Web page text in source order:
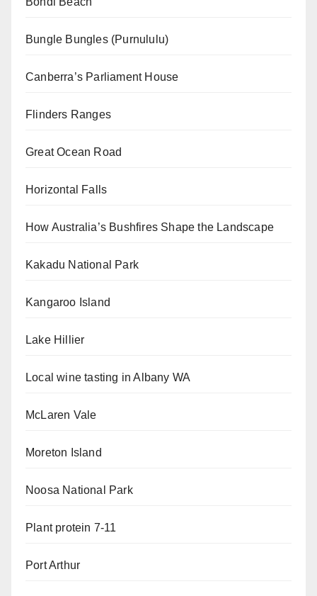
Bungle Bungles (Purnululu)
Canberra’s Parliament House
Flinders Ranges
Great Ocean Road
Horizontal Falls
How Australia’s Bushfires Shape the Landscape
Kakadu National Park
Kangaroo Island
Lake Hillier
Local wine tasting in Albany WA
McLaren Vale
Moreton Island
Noosa National Park
Plant protein 7-11
Port Arthur